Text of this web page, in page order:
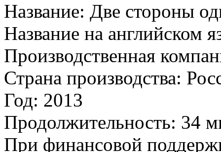
Название: Две стороны
Название на английском
Производственная
Страна производства:
Год: 2013
Продолжительность: 34
При финансовой